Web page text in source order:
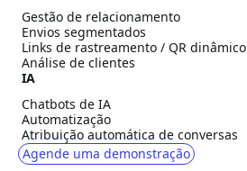
Gestão de relacionamento
Envios segmentados
Links de rastreamento / QR dinâmico
Análise de clientes
IA
Chatbots de IA
Automatização
Atribuição automática de conversas
Agende uma demonstração